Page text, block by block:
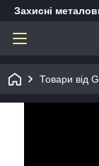
Захисні
Товари від